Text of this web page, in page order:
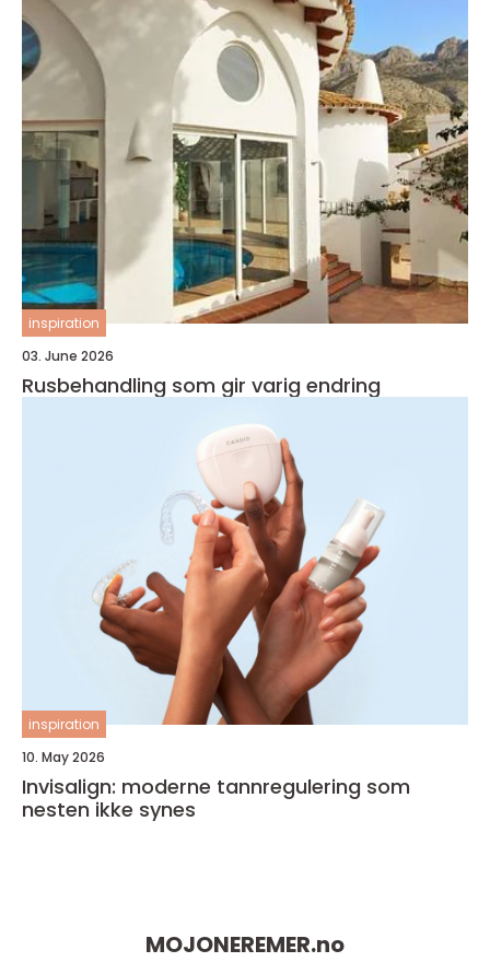
inspiration
03. June 2026
Rusbehandling som gir varig endring
inspiration
10. May 2026
Invisalign: moderne tannregulering som
nesten ikke synes
MOJONEREMER.no